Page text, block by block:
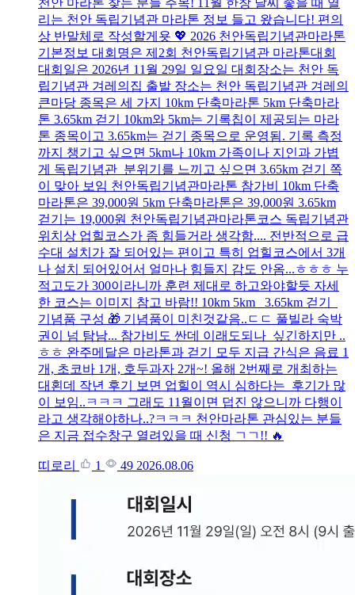
천안 마라톤 찾는 분들 주목! 11월 한창 날씨 좋을 때 열
리는 천안 독립기념관 마라톤 정보 들고 왔습니다! 편의
상 반말체로 작성할게욧 💖 2026 천안독립기념관마라톤
기본정보 대회명은 제2회 천안독립기념관 마라톤대회
대회일은 2026년 11월 29일 일요일 대회장소는 천안 독
립기념관 겨레의집 출발 장소는 천안 독립기념관 겨레의
큰마당 종목은 세 가지 10km 단축마라톤 5km 단축마라
톤 3.65km 걷기 10km와 5km는 기록칩이 제공되는 마라
톤 종목이고 3.65km는 걷기 종목으로 운영됨. 기록 측정
까지 챙기고 싶으면 5km나 10km 가족이나 지인과 가볍
게 독립기념관 분위기를 느끼고 싶으면 3.65km 걷기 쪽
이 맞아 보임 천안독립기념관마라톤 참가비 10km 단축
마라톤은 39,000원 5km 단축마라톤은 39,000원 3.65km
걷기는 19,000원 천안독립기념관마라톤코스 독립기념관
위치상 업힐코스가 좀 힘들거라 생각함.... 전반적으로 급
수대 설치가 잘 되어있는 편이고 특히 업힐코스에서 3개
나 설치 되어있어서 얼마나 힘들지 감도 안옴...ㅎㅎㅎ 누
적고도가 300이라니까 훈련 제대로 하고와야할듯 자세
한 코스는 이미지 참고 바람!! 10km 5km 3.65km 걷기
기념품 구성 🎁 기념품이 미친것같음..ㄷㄷ 풀빌라 숙박
권이 넘 탐남... 참가비도 싼데 이래도되나 싶긴하지만 ..
ㅎㅎ 완주메달은 마라톤과 걷기 모두 지급 간식은 음료 1
개, 초코바 1개, 호두과자 2개~! 올해 2번째로 개최하는
대횐데 작년 후기 보면 업힐이 역시 심하다는 후기가 많
이 보임..ㅋㅋㅋ 그래도 11월이면 덥진 않으니까 다행이
라고 생각해야하나..?ㅋㅋㅋ 천안마라톤 관심있는 분들
은 지금 접수창구 열려있을 때 신청 ㄱㄱ!! 🔥
띠로리 1 49 2026.08.06